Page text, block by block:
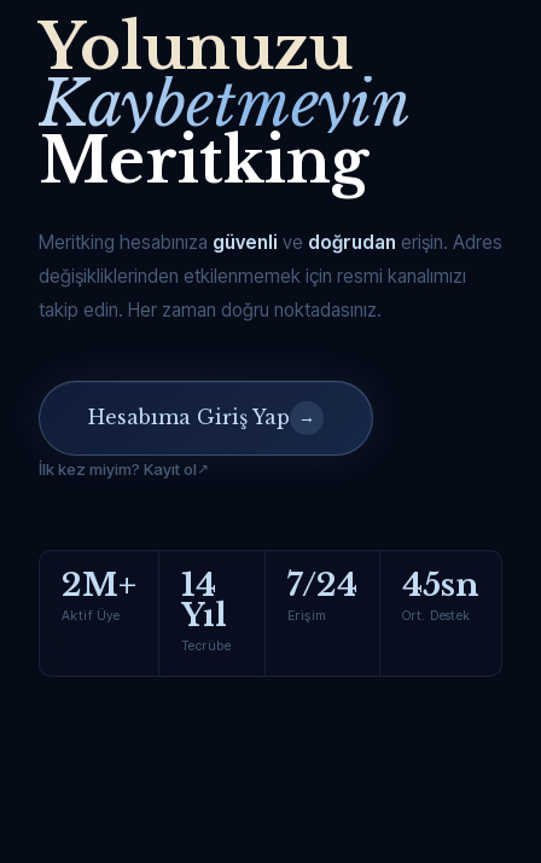
Yolunuzu
Kaybetmeyin
Meritking
Meritking hesabınıza güvenli ve doğrudan erişin. Adres
değişikliklerinden etkilenmemek için resmi kanalımızı
takip edin. Her zaman doğru noktadasınız.
Hesabıma Giriş Yap →
İlk kez miyim? Kayıt ol
2M+
Aktif Üye
14
Yıl
Tecrübe
7/24
Erişim
45sn
Ort. Destek